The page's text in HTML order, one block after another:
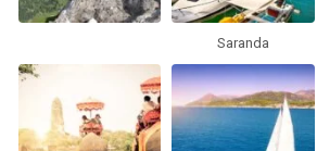
Saranda